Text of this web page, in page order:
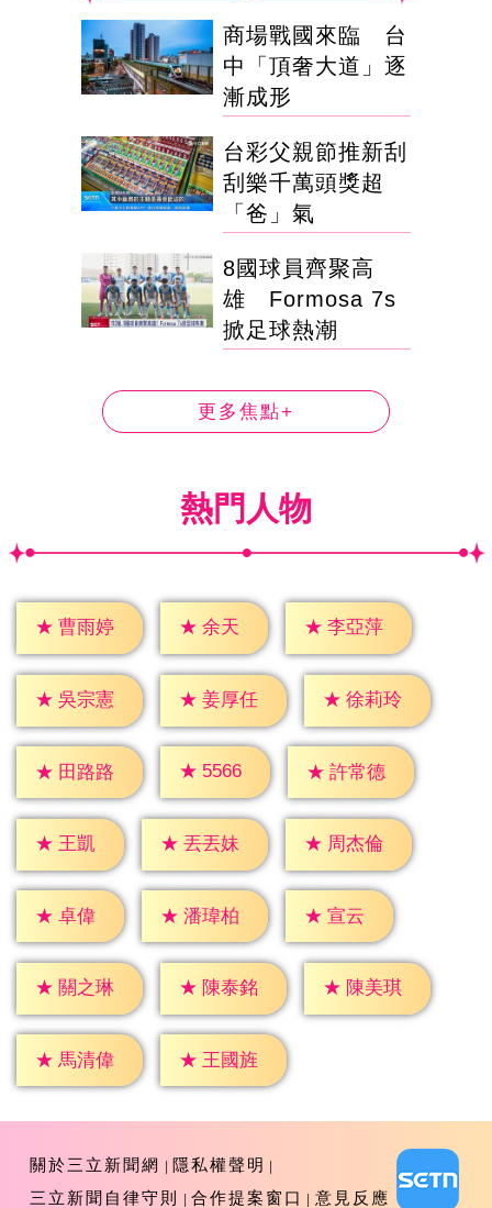
商場戰國來臨 台
中「頂奢大道」逐
漸成形
台彩父親節推新刮
刮樂千萬頭獎超
「爸」氣
8國球員齊聚高
雄 Formosa 7s
掀足球熱潮
更多焦點+
熱門人物
★ 曹雨婷 ★ 余天 ★ 李亞萍
★ 吳宗憲 ★ 姜厚任 ★ 徐莉玲
★ 田路路 ★ 5566 ★ 許常德
★ 王凱 ★ 丟丟妹 ★ 周杰倫
★ 卓偉 ★ 潘瑋柏 ★ 宣云
★ 關之琳 ★ 陳泰銘 ★ 陳美琪
★ 馬清偉 ★ 王國旌
關於三立新聞網
隱私權聲明
三立新聞自律守則
合作提案窗口 意見反應